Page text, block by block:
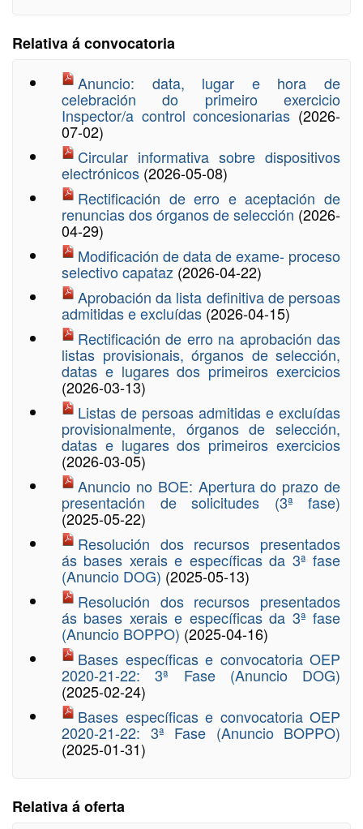
Relativa á convocatoria
Anuncio: data, lugar e hora de
celebración do primeiro exercicio
Inspector/a control concesionarias (2026-
07-02)
Circular informativa sobre dispositivos
electrónicos (2026-05-08)
Rectificación de erro e aceptación de
renuncias dos órganos de selección (2026-
04-29)
Modificación de data de exame- proceso
selectivo capataz (2026-04-22)
Aprobación da lista definitiva de persoas
admitidas e excluídas (2026-04-15)
Rectificación de erro na aprobación das
listas provisionais, órganos de selección,
datas e lugares dos primeiros exercicios
(2026-03-13)
Listas de persoas admitidas e excluídas
provisionalmente, órganos de selección,
datas e lugares dos primeiros exercicios
(2026-03-05)
Anuncio no BOE: Apertura do prazo de
presentación de solicitudes (3ª fase)
(2025-05-22)
Resolución dos recursos presentados
ás bases xerais e específicas da 3ª fase
(Anuncio DOG) (2025-05-13)
Resolución dos recursos presentados
ás bases xerais e específicas da 3ª fase
(Anuncio BOPPO) (2025-04-16)
Bases específicas e convocatoria OEP
2020-21-22: 3ª Fase (Anuncio DOG)
(2025-02-24)
Bases específicas e convocatoria OEP
2020-21-22: 3ª Fase (Anuncio BOPPO)
(2025-01-31)
Relativa á oferta